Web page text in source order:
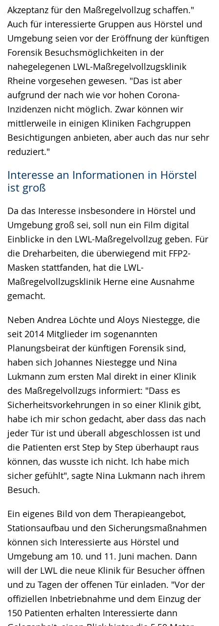
Akzeptanz für den Maßregelvollzug schaffen."
Auch für interessierte Gruppen aus Hörstel und
Umgebung seien vor der Eröffnung der künftigen
Forensik Besuchsmöglichkeiten in der
nahegelegenen LWL-Maßregelvollzugsklinik
Rheine vorgesehen gewesen. "Das ist aber
aufgrund der nach wie vor hohen Corona-
Inzidenzen nicht möglich. Zwar können wir
mittlerweile in einigen Kliniken Fachgruppen
Besichtigungen anbieten, aber auch das nur sehr
reduziert."
Interesse an Informationen in Hörstel
ist groß
Da das Interesse insbesondere in Hörstel und
Umgebung groß sei, soll nun ein Film digital
Einblicke in den LWL-Maßregelvollzug geben. Für
die Dreharbeiten, die überwiegend mit FFP2-
Masken stattfanden, hat die LWL-
Maßregelvollzugsklinik Herne eine Ausnahme
gemacht.
Neben Andrea Löchte und Aloys Niestegge, die
seit 2014 Mitglieder im sogenannten
Planungsbeirat der künftigen Forensik sind,
haben sich Johannes Niestegge und Nina
Lukmann zum ersten Mal direkt in einer Klinik
des Maßregelvollzugs informiert: "Dass es
Sicherheitsvorkehrungen in so einer Klinik gibt,
habe ich mir schon gedacht, aber dass das nach
jeder Tür ist und überall abgeschlossen ist und
die Patienten erst Step by Step überhaupt raus
können, das wusste ich nicht. Ich habe mich
sicher gefühlt", sagte Nina Lukmann nach ihrem
Besuch.
Ein eigenes Bild von dem Therapieangebot,
Stationsaufbau und den Sicherungsmaßnahmen
können sich Interessierte aus Hörstel und
Umgebung am 10. und 11. Juni machen. Dann
will der LWL die neue Klinik für Besucher öffnen
und zu Tagen der offenen Tür einladen. "Vor der
offiziellen Inbetriebnahme und dem Einzug der
150 Patienten erhalten Interessierte dann